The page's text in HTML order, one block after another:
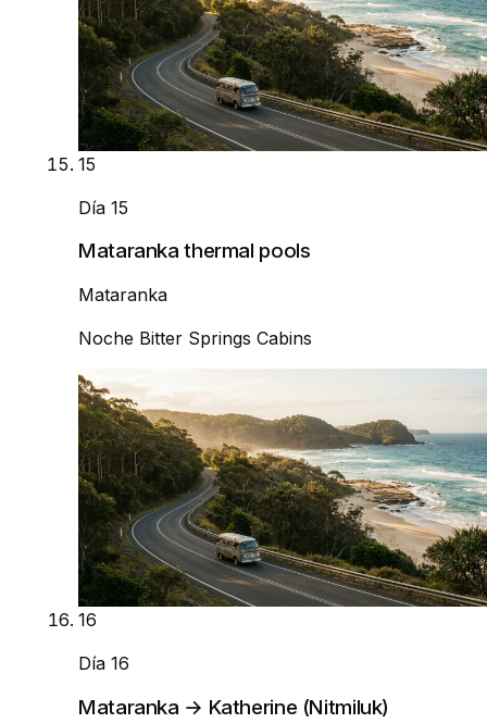
15
Día 15
Mataranka thermal pools
Mataranka
Noche Bitter Springs Cabins
16
Día 16
Mataranka → Katherine (Nitmiluk)